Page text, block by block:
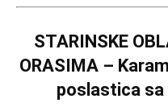
STARINSKE
ORASIMA –
poslastica